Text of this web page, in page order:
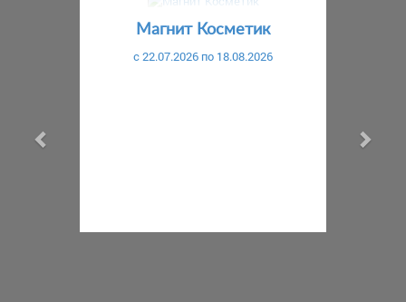
Магнит Косметик
c 22.07.2026 по 18.08.2026